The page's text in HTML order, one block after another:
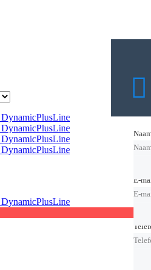
E-
E-
E-